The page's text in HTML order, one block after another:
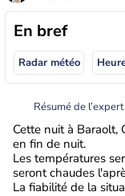
En bref
Radar météo
Résumé de l’expert
Cette nuit à Baraolt,
en fin de nuit.
Les températures
seront chaudes
La fiabilité de la